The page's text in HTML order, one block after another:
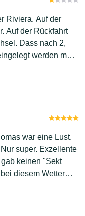
zu lernen, wie
Riviera. Auf der
Auf der Rückfahrt
Dass nach 2,
werden mus,
das ist mir
Der Fahrer von
unbekannt, war
mit dieser
zu lernen, wie
war eine Lust.
super. Exzellente
keinen "Sekt
diesem Wetter